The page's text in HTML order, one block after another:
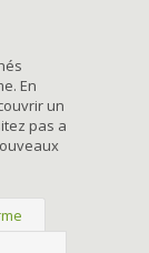
En
un
pas a